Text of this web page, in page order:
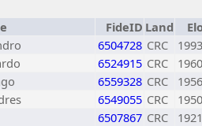
FideID Land
6504728 CRC
1993
6524915 CRC
1960
6559328 CRC
1956
6549055 CRC
1950
6507867 CRC
1921